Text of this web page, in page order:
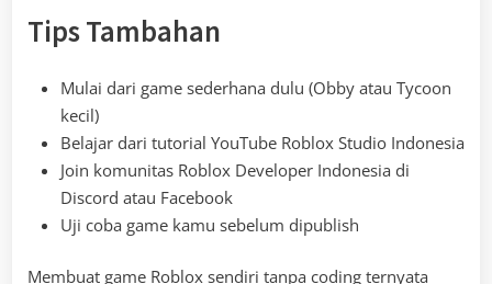
Tips Tambahan
Mulai dari game sederhana dulu (Obby atau Tycoon
kecil)
Belajar dari tutorial YouTube Roblox Studio Indonesia
Join komunitas Roblox Developer Indonesia di
Discord atau Facebook
Uji coba game kamu sebelum dipublish
Membuat game Roblox sendiri tanpa coding ternyata